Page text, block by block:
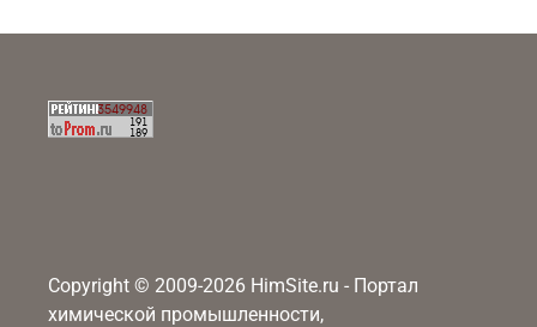
Copyright © 2009-2026 HimSite.ru - Портал
химической промышленности,